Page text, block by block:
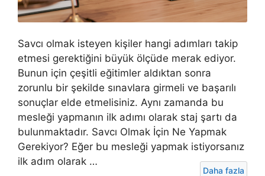
Savcı olmak isteyen kişiler hangi adımları takip
etmesi gerektiğini büyük ölçüde merak ediyor.
Bunun için çeşitli eğitimler aldıktan sonra
zorunlu bir şekilde sınavlara girmeli ve başarılı
sonuçlar elde etmelisiniz. Aynı zamanda bu
mesleği yapmanın ilk adımı olarak staj şartı da
bulunmaktadır. Savcı Olmak İçin Ne Yapmak
Gerekiyor? Eğer bu mesleği yapmak istiyorsanız
ilk adım olarak …
Daha fazla